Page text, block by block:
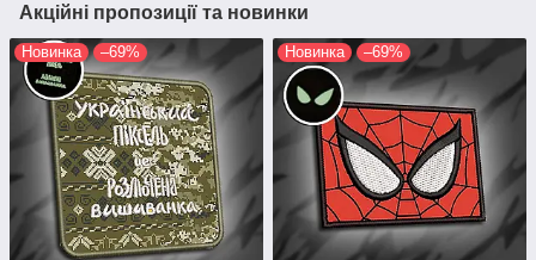
Акційні пропозиції та новинки
Новинка –69% Новинка –69%